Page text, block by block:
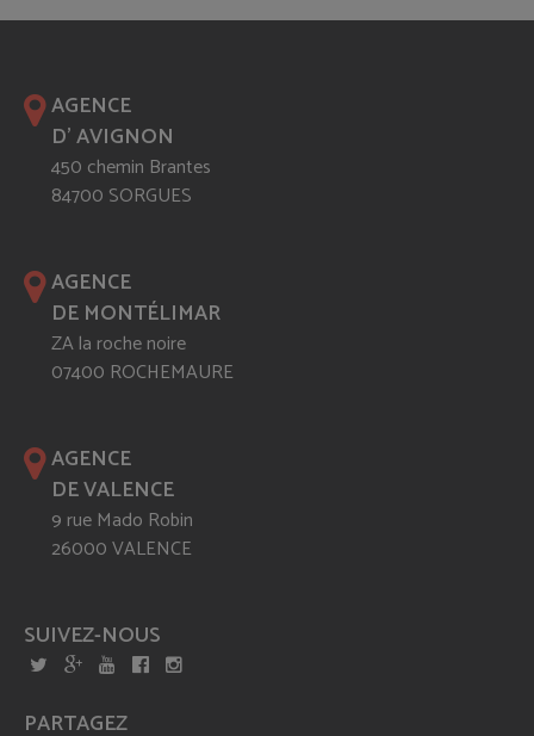
AGENCE
D' AVIGNON
450 chemin Brantes
84700 SORGUES
AGENCE
DE MONTÉLIMAR
ZA la roche noire
07400 ROCHEMAURE
AGENCE
DE VALENCE
9 rue Mado Robin
26000 VALENCE
SUIVEZ-NOUS
PARTAGEZ